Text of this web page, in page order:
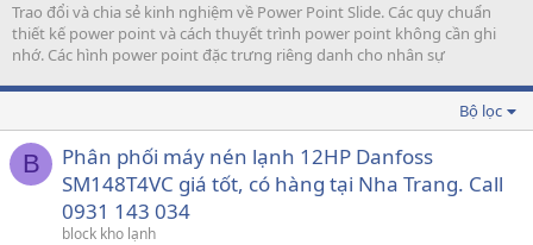
Trao đổi và chia sẻ kinh nghiệm về Power Point Slide. Các quy chuẩn
thiết kế power point và cách thuyết trình power point không cần ghi
nhớ. Các hình power point đặc trưng riêng danh cho nhân sự
Bộ lọc
B
Phân phối máy nén lạnh 12HP Danfoss
SM148T4VC giá tốt, có hàng tại Nha Trang. Call
0931 143 034
block kho lạnh